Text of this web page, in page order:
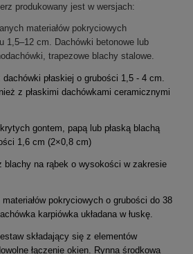
produkowany jest w wersjach:
materiałów pokryciowych
1,5–12 cm. Dachówki betonowe lub
trapezowe blachy stalowe.
płaskiej o grubości 1,5 - 4 cm.
z płaskimi dachówkami ceramicznymi
gontem, papą lub płaską blachą
1,6 cm (2×0,8 cm)
blachy na rąbek o wysokości w zakresie
materiałów pokryciowych o grubości do 38
karpiówka układana w łuskę.
składający się z elementów
łączenie okien. Rynna środkowa